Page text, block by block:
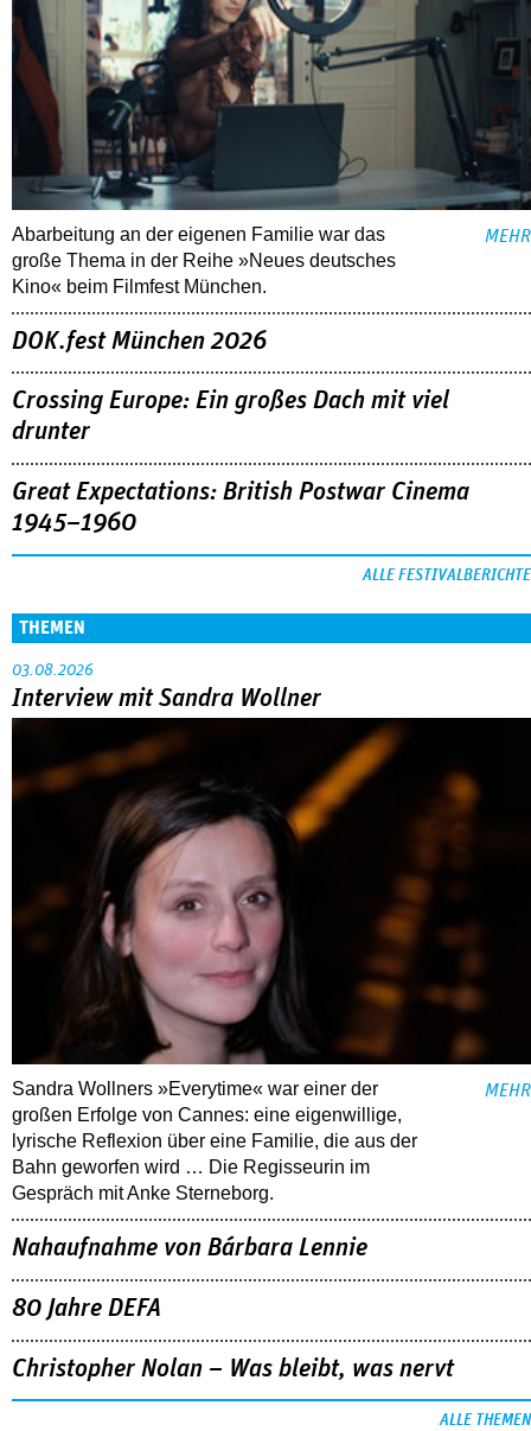
Abarbeitung an der eigenen Familie war das
große Thema in der Reihe »Neues deutsches
Kino« beim Filmfest München.
MEHR
DOK.fest München 2026
Crossing Europe: Ein großes Dach mit viel
drunter
Great Expectations: British Postwar Cinema
1945–1960
ALLE FESTIVALBERICHTE
THEMEN
03.08.2026
Interview mit Sandra Wollner
Sandra Wollners »Everytime« war einer der
großen Erfolge von Cannes: eine eigenwillige,
lyrische Reflexion über eine ­Familie, die aus der
Bahn geworfen wird … Die Regisseurin im
Gespräch mit Anke Sterneborg.
MEHR
Nahaufnahme von Bárbara Lennie
80 Jahre DEFA
Christopher Nolan – Was bleibt, was nervt
ALLE THEMEN